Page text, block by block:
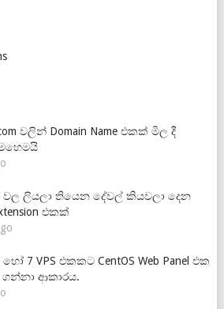
වලින් Domain Name එකක් මිල දී
වල ලියලා තියෙන දේවල් කියවලා දෙන
එකක්
හෝ 7 VPS එකකට CentOS Web Panel එක
ගන්නා ආකාරය.